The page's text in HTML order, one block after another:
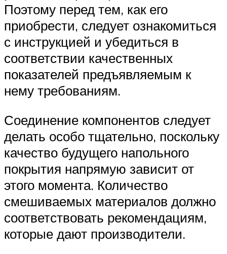
Поэтому перед тем, как его
приобрести, следует ознакомиться
с инструкцией и убедиться в
соответствии качественных
показателей предъявляемым к
нему требованиям.
Соединение компонентов следует
делать особо тщательно, поскольку
качество будущего напольного
покрытия напрямую зависит от
этого момента. Количество
смешиваемых материалов должно
соответствовать рекомендациям,
которые дают производители.